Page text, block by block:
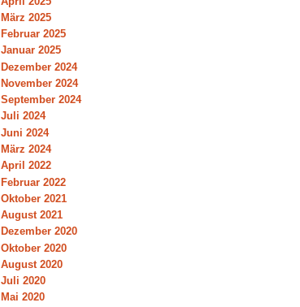
März 2025
Februar 2025
Januar 2025
Dezember 2024
November 2024
September 2024
Juli 2024
Juni 2024
März 2024
April 2022
Februar 2022
Oktober 2021
August 2021
Dezember 2020
Oktober 2020
August 2020
Juli 2020
Mai 2020